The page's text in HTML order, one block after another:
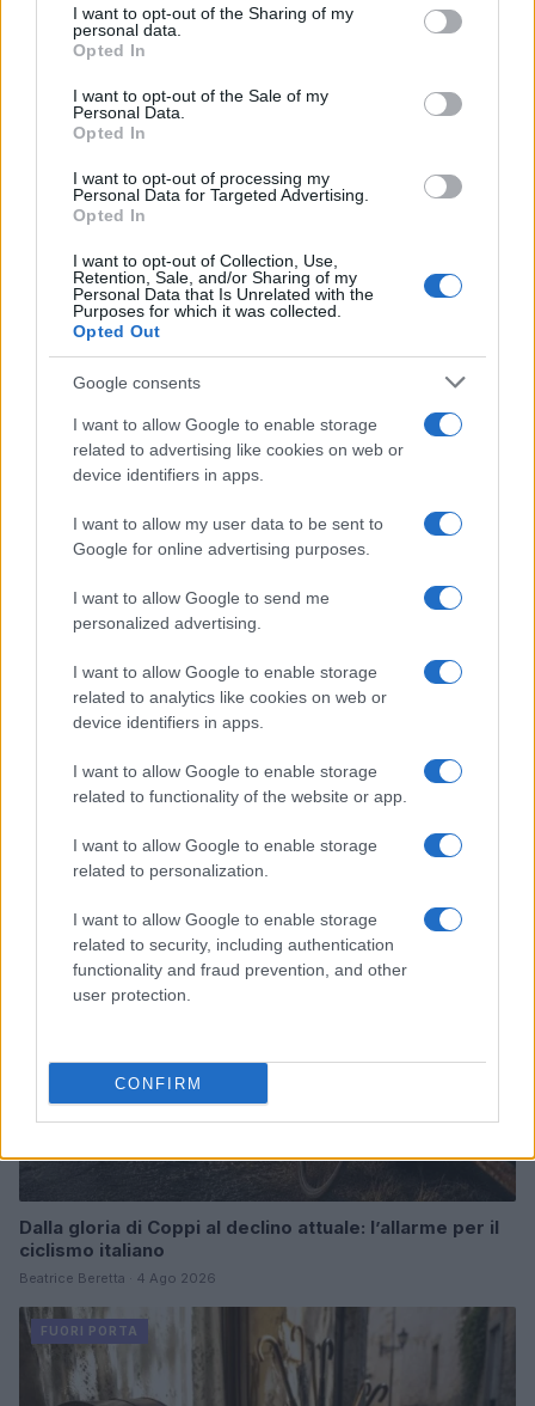
not limited to your visit or usage behaviour. You may click to
grant or deny consent to Google and its third-party tags to
use your data for below specified purposes in below Google
consent section.
I want to opt-out of the Sharing of my
personal data.
Opted In
I want to opt-out of the Sale of my
Personal Data.
Opted In
I want to opt-out of processing my
Personal Data for Targeted Advertising.
Opted In
I want to opt-out of Collection, Use,
Retention, Sale, and/or Sharing of my
Personal Data that Is Unrelated with the
Purposes for which it was collected.
Opted Out
Google consents
I want to allow Google to enable storage
related to advertising like cookies on web or
device identifiers in apps.
I want to allow my user data to be sent to
Google for online advertising purposes.
I want to allow Google to send me
personalized advertising.
I want to allow Google to enable storage
related to analytics like cookies on web or
device identifiers in apps.
I want to allow Google to enable storage
related to functionality of the website or app.
I want to allow Google to enable storage
related to personalization.
I want to allow Google to enable storage
related to security, including authentication
functionality and fraud prevention, and other
user protection.
CONFIRM
Continua a leggere
FUORI PORTA
Odissea e Spider-Man: i film che hanno rivoluzionato
Alessandro Tassinari · 5 Ago 2026
Dalla gloria di Coppi al declino attuale: l’allarme per il
ciclismo italiano
Beatrice Beretta · 4 Ago 2026
FUORI PORTA